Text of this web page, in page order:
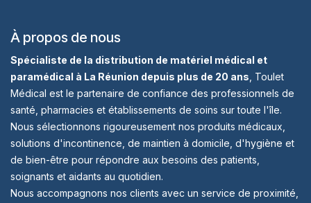
À propos de nous
Spécialiste de la distribution de matériel médical et
paramédical à La Réunion depuis plus de 20 ans , Toulet
Médical est le partenaire de confiance des professionnels de
santé, pharmacies et établissements de soins sur toute l'île.
Nous sélectionnons rigoureusement nos produits médicaux,
solutions d'incontinence, de maintien à domicile, d'hygiène et
de bien-être pour répondre aux besoins des patients,
soignants et aidants au quotidien.
Nous accompagnons nos clients avec un service de proximité,